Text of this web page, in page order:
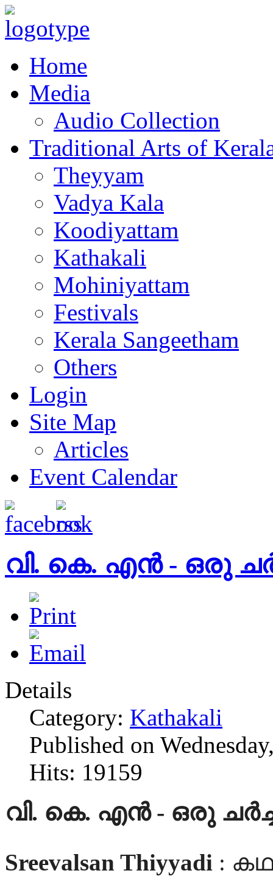
Home
Media
Audio Collection
Traditional Arts of
Theyyam
Vadya Kala
Koodiyattam
Kathakali
Mohiniyattam
Festivals
Kerala Sangeetham
Others
Login
Site Map
Articles
Event Calendar
വി. കെ. എൻ - ഒരു
Details
Category: Kathakali
Published on
Hits: 19159
വി. കെ. എൻ - ഒരു
Sreevalsan Thiyyadi :